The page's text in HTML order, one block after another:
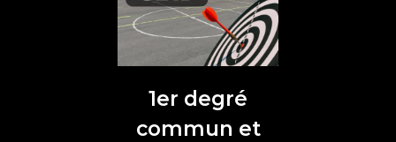
1er degré
commun et